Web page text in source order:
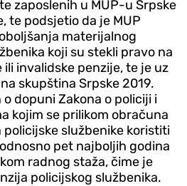
zaposlenih u MUP-u Srpske
te podsjetio da je MUP
materijalnog
koji su stekli pravo na
invalidske penzije, te je uz
skupština Srpske 2019.
dopuni Zakona o policiji i
kojim se prilikom obračuna
policijske službenike koristiti
pet najboljih godina
radnog staža, čime je
policijskog službenika.